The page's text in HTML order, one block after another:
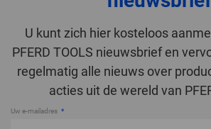
U kunt zich hier kosteloos
PFERD TOOLS nieuwsbrief en
regelmatig alle nieuws over
acties uit de wereld van
Uw e-mailadres